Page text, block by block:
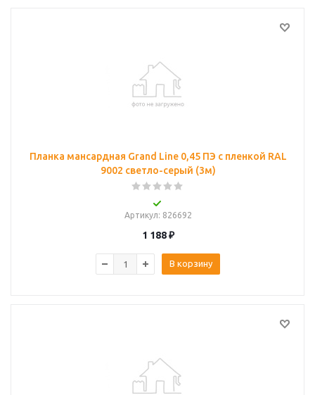
Планка мансардная Grand Line 0,45 ПЭ с пленкой RAL
9002 светло-серый (3м)
Артикул: 826692
1 188₽
В корзину